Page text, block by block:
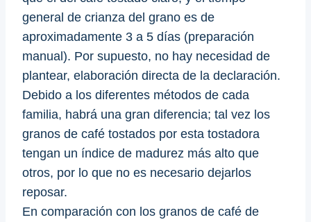
general de crianza del grano es de
aproximadamente 3 a 5 días (preparación
manual). Por supuesto, no hay necesidad de
plantear, elaboración directa de la declaración.
Debido a los diferentes métodos de cada
familia, habrá una gran diferencia; tal vez los
granos de café tostados por esta tostadora
tengan un índice de madurez más alto que
otros, por lo que no es necesario dejarlos
reposar.
En comparación con los granos de café de